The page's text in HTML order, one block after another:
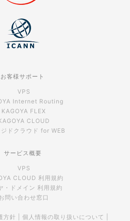
お客様サポート
VPS
Internet Routing
KAGOYA FLEX
CLOUD
ジドクラウド for WEB
サービス概要
VPS
CLOUD 利用規約
・ドメイン 利用規約
問い合わせ窓口
方針 個人情報の取り扱いについて